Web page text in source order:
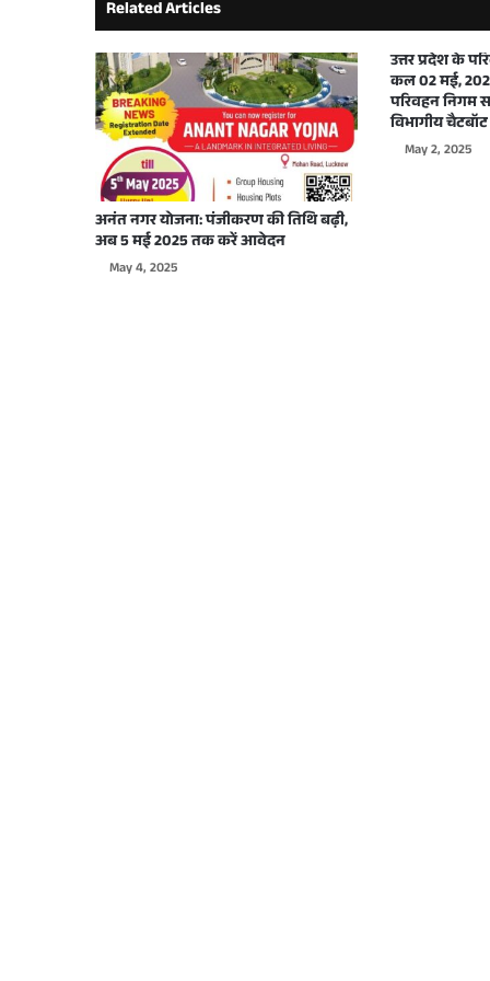
September 29, 2025
September 26, 2025
September 22, 2025
Related Articles
अनंत नगर योजना: पंजीकरण की तिथि बढ़ी,
अब 5 मई 2025 तक करें आवेदन
May 4, 2025
उत्तर प्रदेश के
कल 02 मई,
परिवहन निगम
विभागीय
May 2, 2025